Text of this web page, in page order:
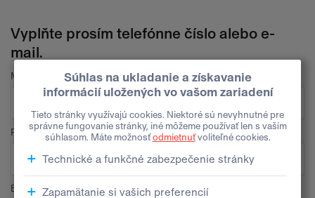
Vyplňte prosím telefónne číslo alebo e-
mail.
Meno
Priezvisko
E-mail